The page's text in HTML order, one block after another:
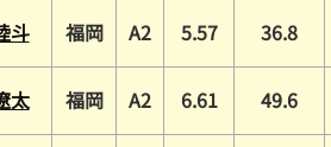
斗 福岡 A2 5.57 36.8
太 福岡 A2 6.61 49.6